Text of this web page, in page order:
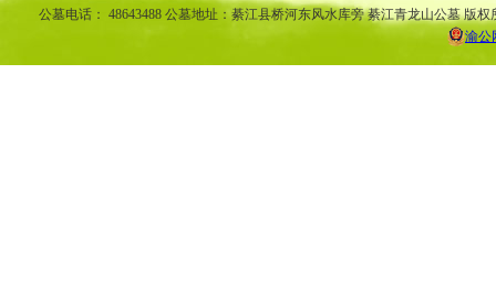
公墓电话： 48643488 公墓地址：綦江县桥河东风水库旁 綦江青龙山公墓 版
渝公